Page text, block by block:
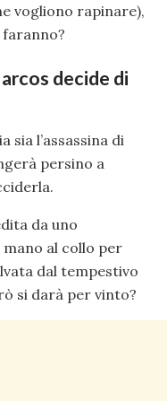
vogliono rapinare),
decide di
sia l’assassina di
persino a
da uno
al collo per
dal tempestivo
si darà per vinto?